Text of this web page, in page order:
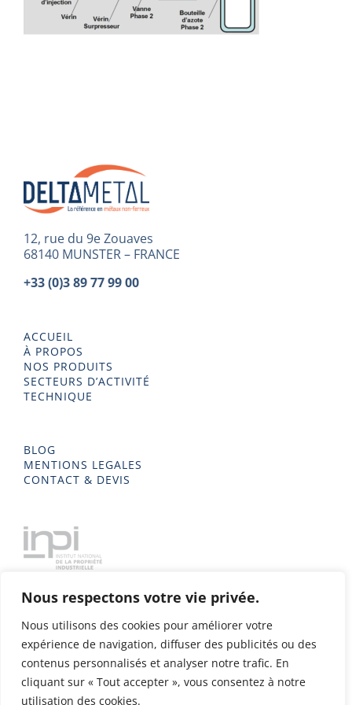
Nous respectons votre vie privée.
Nous utilisons des cookies pour améliorer votre
expérience de navigation, diffuser des publicités ou des
contenus personnalisés et analyser notre trafic. En
cliquant sur « Tout accepter », vous consentez à notre
utilisation des cookies.
12, rue du 9e Zouaves
68140 MUNSTER – FRANCE
+33 (0)3 89 77 99 00
ACCUEIL
À PROPOS
NOS PRODUITS
SECTEURS D’ACTIVITÉ
TECHNIQUE
BLOG
MENTIONS LEGALES
CONTACT & DEVIS